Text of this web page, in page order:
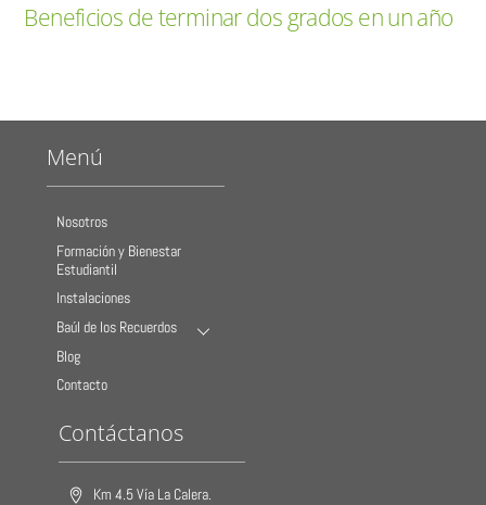
Beneficios de terminar dos grados en un año
Menú
Nosotros
Formación y Bienestar
Estudiantil
Instalaciones
Baúl de los Recuerdos
Blog
Contacto
Contáctanos
Km 4.5 Vía La Calera.